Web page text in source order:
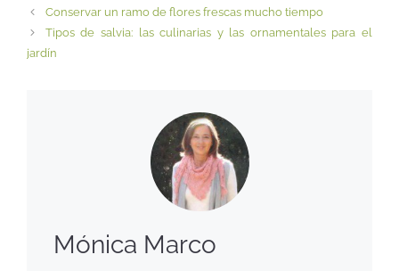
Conservar un ramo de flores frescas mucho tiempo
Tipos de salvia: las culinarias y las ornamentales para el
jardín
Mónica Marco